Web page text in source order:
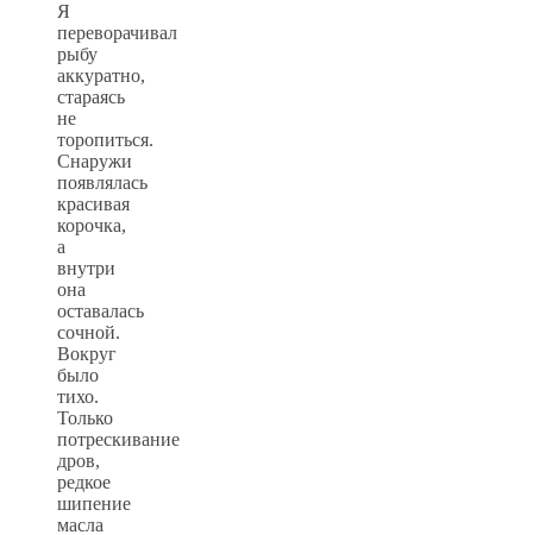
Я
переворачивал
рыбу
аккуратно,
стараясь
не
торопиться.
Снаружи
появлялась
красивая
корочка,
а
внутри
она
оставалась
сочной.
Вокруг
было
тихо.
Только
потрескивание
дров,
редкое
шипение
масла